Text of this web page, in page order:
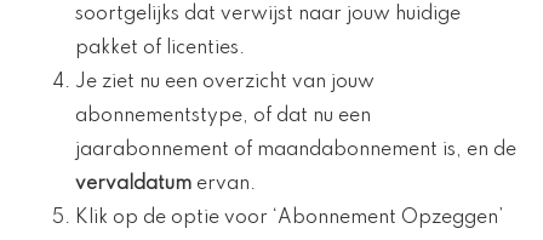
soortgelijks dat verwijst naar jouw huidige
pakket of licenties.
Je ziet nu een overzicht van jouw
abonnementstype, of dat nu een
jaarabonnement of maandabonnement is, en de
vervaldatum ervan.
Klik op de optie voor ‘Abonnement Opzeggen’